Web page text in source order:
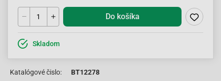
Do košíka
Skladom
Katalógové čislo: BT12278